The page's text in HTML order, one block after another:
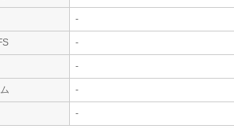
-
-
-
-
-